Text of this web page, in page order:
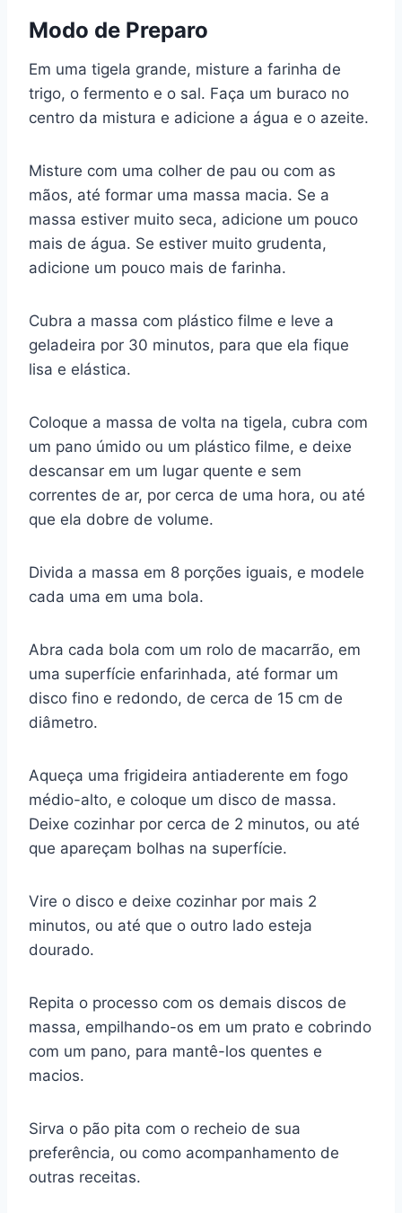
Modo de Preparo
Em uma tigela grande, misture a farinha de
trigo, o fermento e o sal. Faça um buraco no
centro da mistura e adicione a água e o azeite.
Misture com uma colher de pau ou com as
mãos, até formar uma massa macia. Se a
massa estiver muito seca, adicione um pouco
mais de água. Se estiver muito grudenta,
adicione um pouco mais de farinha.
Cubra a massa com plástico filme e leve a
geladeira por 30 minutos, para que ela fique
lisa e elástica.
Coloque a massa de volta na tigela, cubra com
um pano úmido ou um plástico filme, e deixe
descansar em um lugar quente e sem
correntes de ar, por cerca de uma hora, ou até
que ela dobre de volume.
Divida a massa em 8 porções iguais, e modele
cada uma em uma bola.
Abra cada bola com um rolo de macarrão, em
uma superfície enfarinhada, até formar um
disco fino e redondo, de cerca de 15 cm de
diâmetro.
Aqueça uma frigideira antiaderente em fogo
médio-alto, e coloque um disco de massa.
Deixe cozinhar por cerca de 2 minutos, ou até
que apareçam bolhas na superfície.
Vire o disco e deixe cozinhar por mais 2
minutos, ou até que o outro lado esteja
dourado.
Repita o processo com os demais discos de
massa, empilhando-os em um prato e cobrindo
com um pano, para mantê-los quentes e
macios.
Sirva o pão pita com o recheio de sua
preferência, ou como acompanhamento de
outras receitas.